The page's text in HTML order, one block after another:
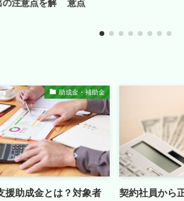
わかりやすく解説（記載例
助成金・補助金
援助成金とは？対象者
契約社員から